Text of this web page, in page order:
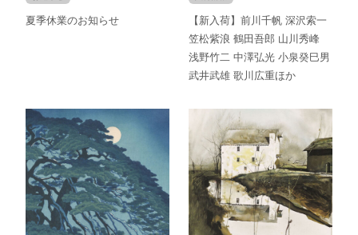
夏季休業のお知らせ
【新入荷】前川千帆 深沢索一
笠松紫浪 鶴田吾郎 山川秀峰
浅野竹二 中澤弘光 小泉癸巳男
武井武雄 歌川広重ほか